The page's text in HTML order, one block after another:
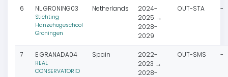
6 NL GRONING03
Stichting
Hanzehogeschool
Groningen
Netherlands
2024-
2025 →
2028-
2029
OUT-STA -
7 E GRANADA04
REAL
CONSERVATORIO
Spain
2022-
2023 →
2028-
OUT-SMS -